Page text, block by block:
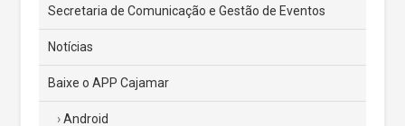
Secretaria de Comunicação e Gestão de Eventos
Notícias
Baixe o APP Cajamar
Android